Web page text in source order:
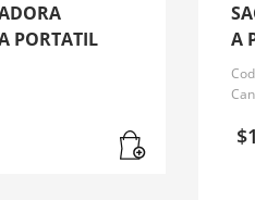
PORTATIL
A
$